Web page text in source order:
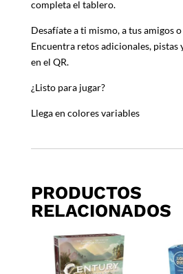
completa el tablero.
Desafíate a ti mismo, a tus amigos
Encuentra retos adicionales, pistas
en el QR.
¿Listo para jugar?
Llega en colores variables
PRODUCTOS
RELACIONADOS